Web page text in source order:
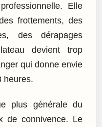
Elle
frottements, des
des dérapages
devient trop
qui donne envie
heures.
plus générale du
de connivence. Le